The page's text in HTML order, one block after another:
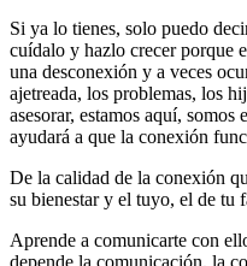
Si ya lo tienes, solo puedo
cuídalo y hazlo crecer porque
una desconexión y a veces
ajetreada, los problemas, los
asesorar, estamos aquí,
ayudará a que la conexión
De la calidad de la conexión
su bienestar y el tuyo, el de tu
Aprende a comunicarte con